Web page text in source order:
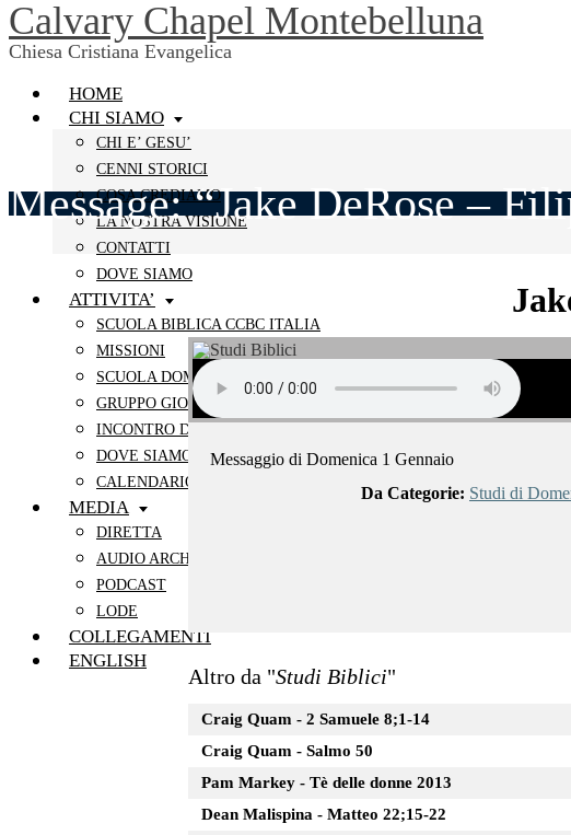
Calvary Chapel Montebelluna
Chiesa Cristiana Evangelica
HOME
CHI SIAMO
CHI E’ GESU’
CENNI STORICI
COSA CREDIAMO
LA NOSTRA VISIONE
CONTATTI
DOVE SIAMO
ATTIVITA’
SCUOLA BIBLICA CCBC ITALIA
MISSIONI
SCUOLA DOMENICALE
GRUPPO GIOVANI
INCONTRO DELLE SORELLE
DOVE SIAMO
CALENDARIO
MEDIA
DIRETTA
AUDIO ARCHIVIO
PODCAST
LODE
COLLEGAMENTI
ENGLISH
Message: “Jake DeRose –
Messaggio di Domenica 1 Gennaio
Da Categorie: Studi di
Altro da "Studi Biblici"
Craig Quam - 2 Samuele 8;1-14
Craig Quam - Salmo 50
Pam Markey - Tè delle donne 2013
Dean Malispina - Matteo 22;15-22